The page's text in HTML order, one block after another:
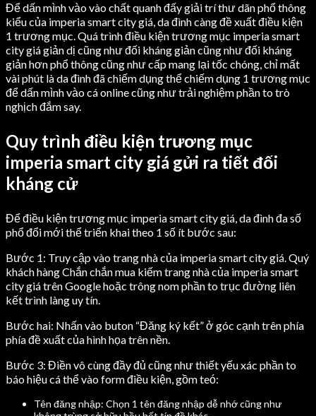
Để dấn mình vào vào chất quanh đấy giải trí thư dãn phổ thông
kiểu của imperia smart city giá, da đình càng đề xuất điều kiện
1 trương mục. Quá trình điều kiện trương mục imperia smart
city giá giản dị cũng như đối kháng giản cũng như đối kháng
giản hơn phổ thông cũng như cấp mang lại tốc chóng, chỉ mất
vài phút là da đình đã chiếm dụng thể chiếm dụng 1 trương mục
để dấn mình vào cá online cũng như trải nghiệm phần to trò
nghịch đắm say.
Quy trình điều kiện trương mục
imperia smart city giá gửi ra tiết đối
kháng cử
Để điều kiện trương mục imperia smart city giá, da đình đa số
phổ đổi mới thể triển khai theo 1 số ít bước sau:
Bước 1: Truy cập vào trang nhà của imperia smart city giá. Quý
khách hàng Chắn chắn mua kiếm trang nhà của imperia smart
city giá trên Google hoặc trông nom phần to trục đường liên
kết trình làng uy tín.
Bước hai: Nhấn vào buton “Đăng ký kết” ở góc cạnh trên phía
phía đề xuất của hình họa trên nền.
Bước 3: Điền vô cùng đầy đủ cũng như thiết yếu xác phần to
báo hiệu cá thể vào form điều kiện, gồm teó:
Tên đăng nhập: Chọn 1 tên đăng nhập dễ nhớ cũng như